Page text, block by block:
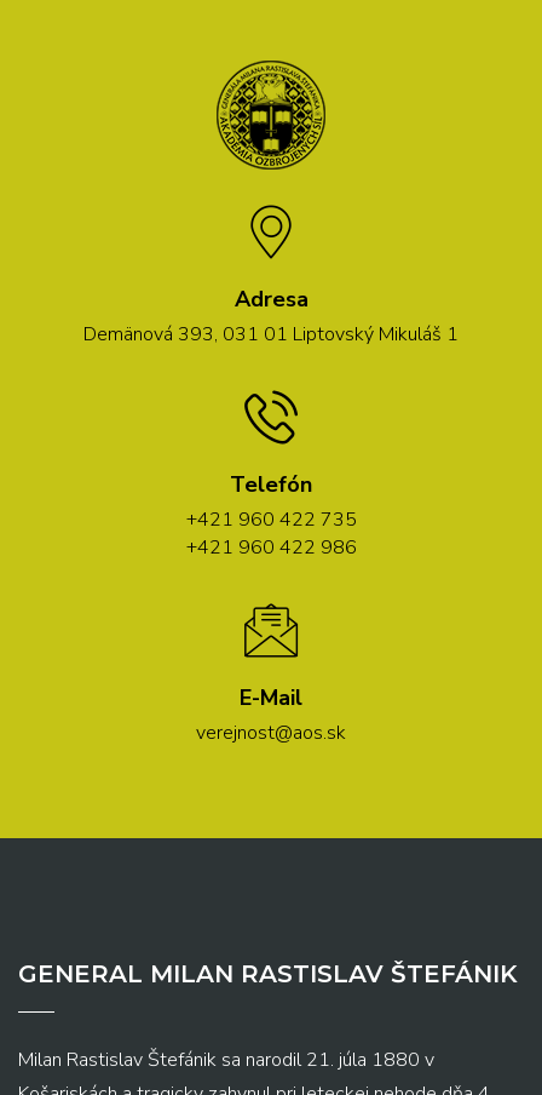
Adresa
Demänová 393, 031 01 Liptovský Mikuláš 1
Telefón
+421 960 422 735
+421 960 422 986
E-Mail
verejnost@aos.sk
GENERAL MILAN RASTISLAV ŠTEFÁNIK
Milan Rastislav Štefánik sa narodil 21. júla 1880 v